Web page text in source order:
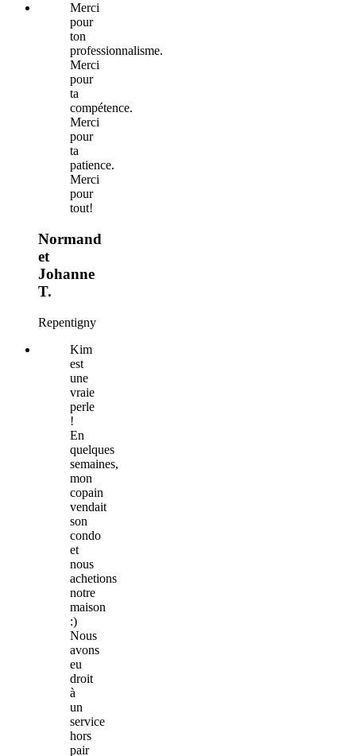
Merci
pour
ton
professionnalisme.
Merci
pour
ta
compétence.
Merci
pour
ta
patience.
Merci
pour
tout!
Normand
et
Johanne
T.
Repentigny
Kim
est
une
vraie
perle
!
En
quelques
semaines,
mon
copain
vendait
son
condo
et
nous
achetions
notre
maison
:)
Nous
avons
eu
droit
à
un
service
hors
pair